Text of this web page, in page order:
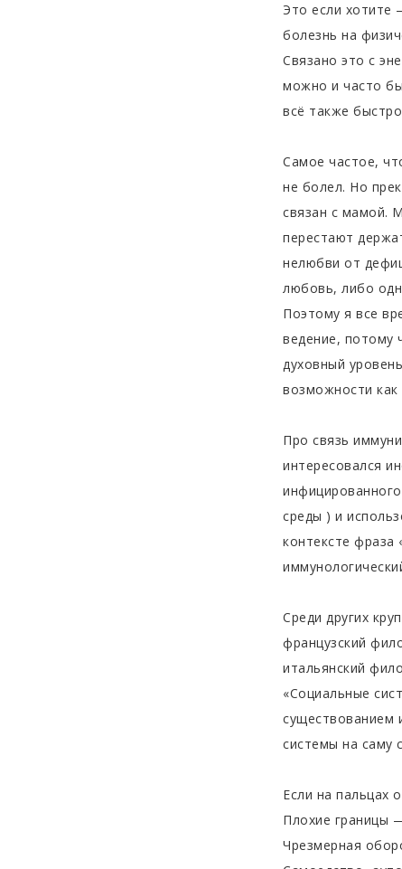
Это если хотите
болезнь на
Связано это с
можно и часто
всё также
Самое частое,
не болел. Но
связан с мамой.
перестают
нелюбви от
любовь, либо
Поэтому я все
ведение, потому
духовный
возможности
Про связь
интересовался
среды ) и
контексте фраза
Среди других
французский
итальянский
«Социальные
существованием
системы на саму
Если на пальцах
Плохие границы
Чрезмерная